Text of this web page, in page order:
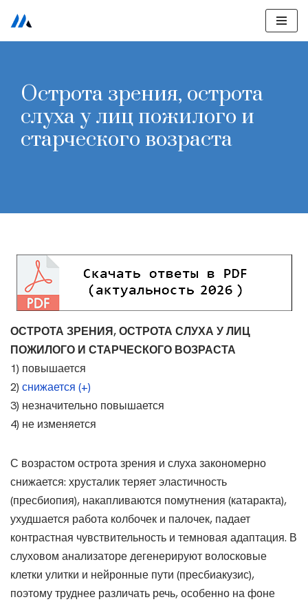
Перейти
Острота зрения, острота
слуха у лиц пожилого и
старческого возраста
ОСТРОТА ЗРЕНИЯ, ОСТРОТА СЛУХА У ЛИЦ
ПОЖИЛОГО И СТАРЧЕСКОГО ВОЗРАСТА
1) повышается
2) снижается (+)
3) незначительно повышается
4) не изменяется
С возрастом острота зрения и слуха закономерно
снижается: хрусталик теряет эластичность
(пресбиопия), накапливаются помутнения (катаракта),
ухудшается работа колбочек и палочек, падает
контрастная чувствительность и темновая адаптация. В
слуховом анализаторе дегенерируют волосковые
клетки улитки и нейронные пути (пресбиакузис),
поэтому труднее различать речь, особенно на фоне